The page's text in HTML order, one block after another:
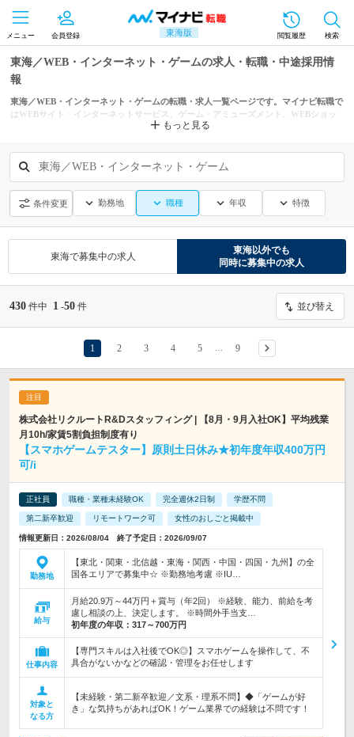
東海版
メニュー 会員登録 閲覧履歴 検索
東海／WEB・インターネット・ゲームの求人・転職・中途採用情
報
東海／WEB・インターネット・ゲームの転職・求人一覧ページです。マイナビ転職で
はWEBサイト・インターネットサービス、ゲーム・アミューズメント、WEBショッ
プ・ECサイト運営などからもあなたにぴったりの求人を探せます。
もっと見る
東海／WEB・インターネット・ゲーム
条件変更 勤務地 職種 年収 特徴
東海で募集中の求人
東海以外でも
同時に募集中の求人
430 件中 1 -50 件 並び替え
1 2 3 4 5 9
株式会社リクルートR&Dスタッフィング | 【8月・9月入社OK】平均残業
月10h/家賃5割負担制度有り
【スマホゲームテスター】原則土日休み★初年度年収400万円
可/i
正社員 職種・業種未経験OK 完全週休2日制 学歴不問
第二新卒歓迎 リモートワーク可 女性のおしごと掲載中
情報更新日：2026/08/04 終了予定日：2026/09/07
勤務地
【東北・関東・北信越・東海・関西・中国・四国・九州】の全
国各エリアで募集中☆ ※勤務地考慮 ※IU…
給与
月給20.9万～44万円＋賞与（年2回） ※経験、能力、前給を考
慮し相談の上、決定します。 ※時間外手当支…
初年度の年収： 317～700万円
仕事内容
【専門スキルは入社後でOK◎】スマホゲームを操作して、不
具合がないかなどの確認・管理をお任せします
対象と
なる方
【未経験・第二新卒歓迎／文系・理系不問】◆「ゲームが好
き」な気持ちがあればOK！ゲーム業界での経験は不問です！